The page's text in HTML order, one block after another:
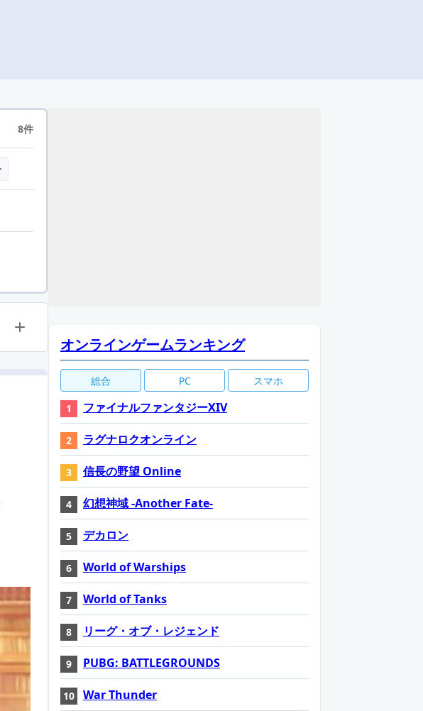
8件
オンラインゲームランキング
総合 PC スマホ
ファイナルファンタジーXIV
ラグナロクオンライン
信長の野望 Online
幻想神域 -Another Fate-
デカロン
World of Warships
World of Tanks
リーグ・オブ・レジェンド
PUBG: BATTLEGROUNDS
War Thunder